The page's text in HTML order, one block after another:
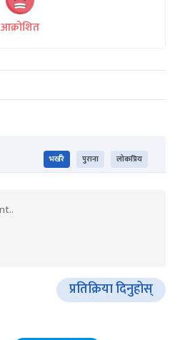
आक्रोशित
भर्खरै पुराना लोकप्रिय
प्रतिक्रिया दिनुहोस्